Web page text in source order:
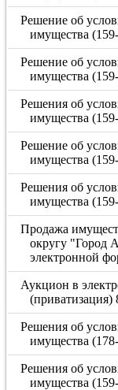
Решение об
имущества
Решение об
имущества
Решения об
имущества
Решение об
имущества
Решения об
имущества
Продажа
округу "Город
электронной
Аукцион в
(приватизация)
Решения об
имущества
Решения об
имущества